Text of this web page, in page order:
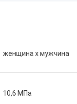
женщина х мужчина
10,6 МПа